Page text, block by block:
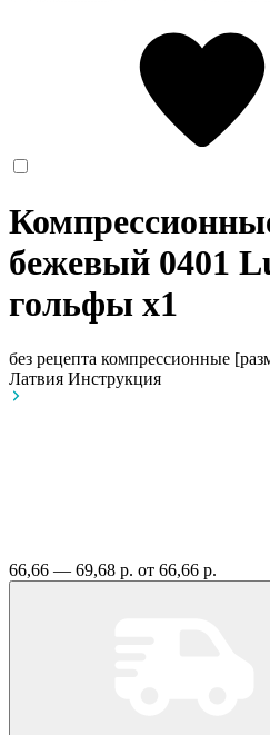
бежевый 0401
гольфы x1
без рецепта компрессионные
Латвия Инструкция
66,66 — 69,68 р. от 66,66 р.